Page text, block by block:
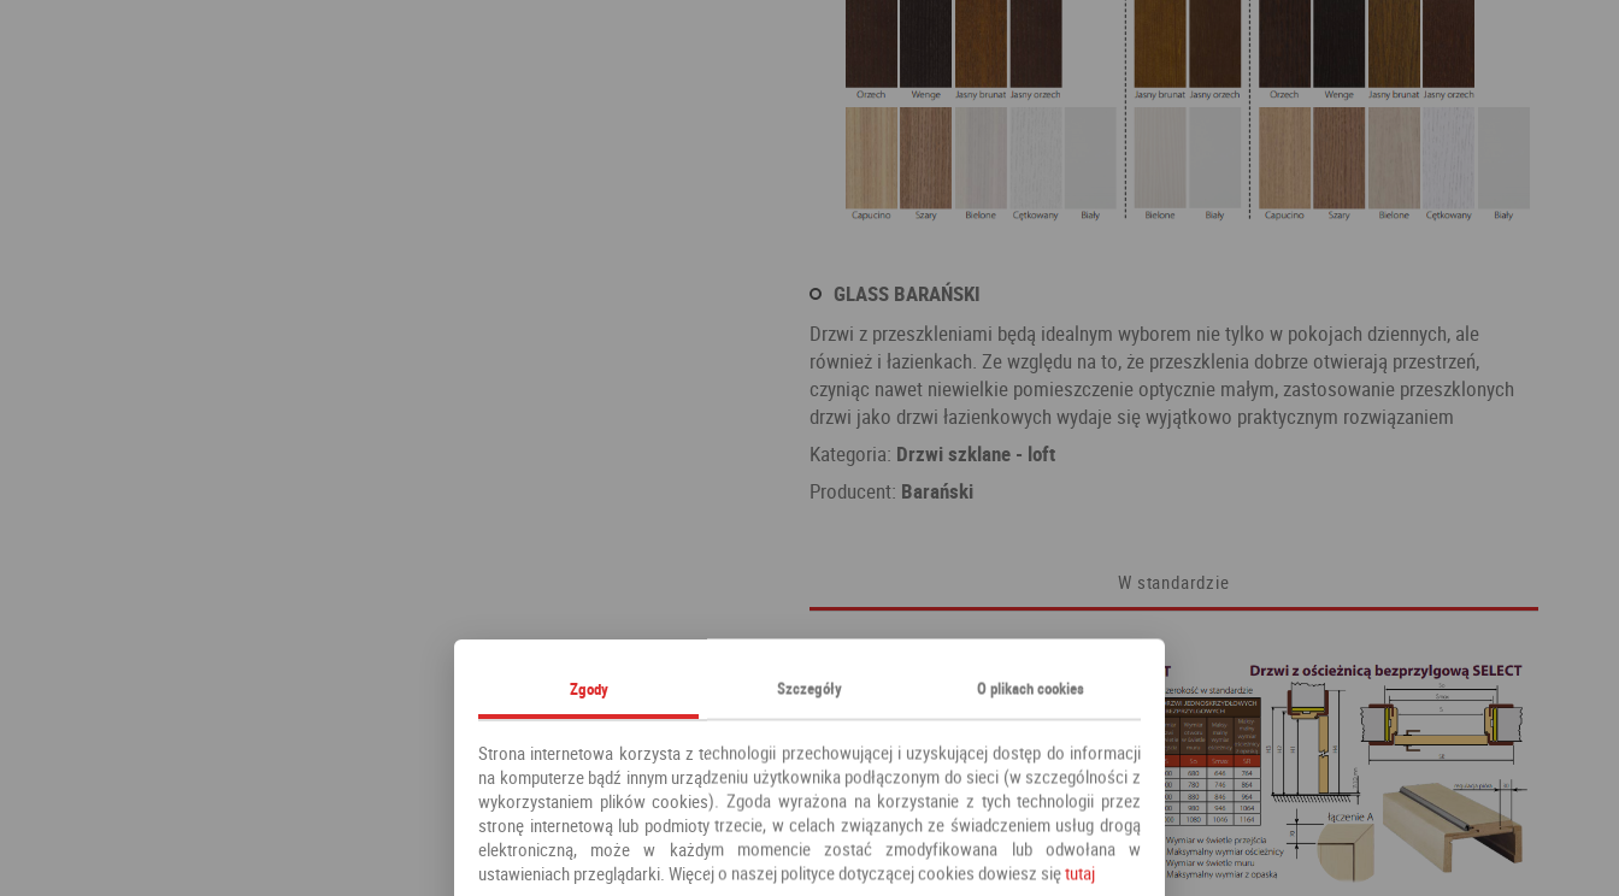
GLASS BARAŃSKI
Drzwi z przeszkleniami będą idealnym wyborem nie tylko w pokojach dziennych, ale
również i łazienkach. Ze względu na to, że przeszklenia dobrze otwierają przestrzeń,
czyniąc nawet niewielkie pomieszczenie optycznie małym, zastosowanie przeszklonych
drzwi jako drzwi łazienkowych wydaje się wyjątkowo praktycznym rozwiązaniem
Kategoria: Drzwi szklane - loft
Producent: Barański
W standardzie
Zgody Szczegóły O plikach cookies
Strona internetowa korzysta z technologii przechowującej i uzyskującej dostęp do informacji
na komputerze bądź innym urządzeniu użytkownika podłączonym do sieci (w szczególności z
wykorzystaniem plików cookies). Zgoda wyrażona na korzystanie z tych technologii przez
stronę internetową lub podmioty trzecie, w celach związanych ze świadczeniem usług drogą
elektroniczną, może w każdym momencie zostać zmodyfikowana lub odwołana w
ustawieniach przeglądarki. Więcej o naszej polityce dotyczącej cookies dowiesz siętutaj